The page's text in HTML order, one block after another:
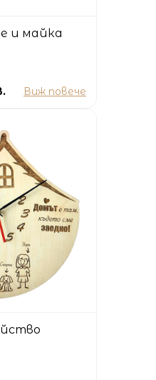
и майка
Виж повече